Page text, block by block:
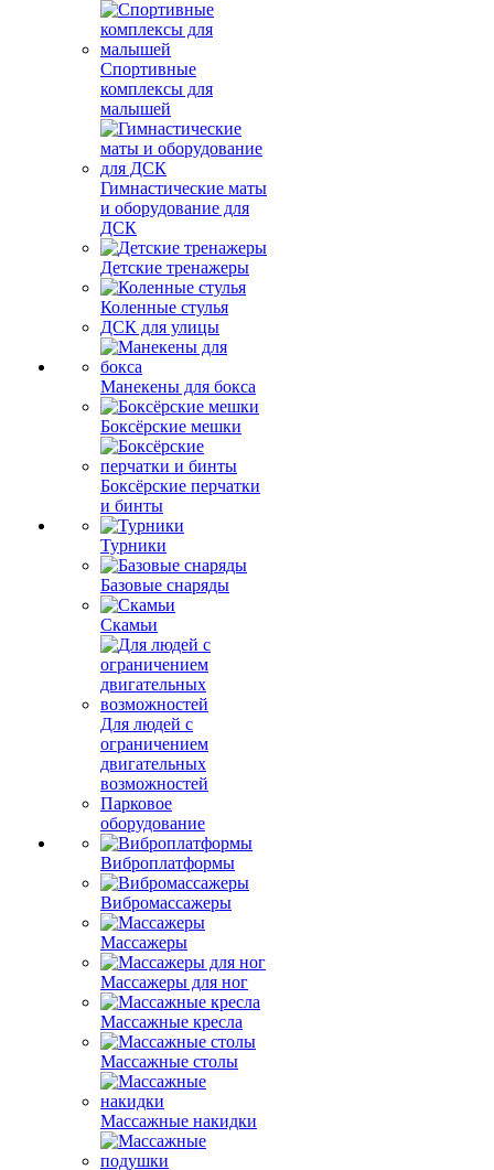
Спортивные
комплексы для
малышей
Гимнастические маты
и оборудование для
ДСК
Детские тренажеры
Коленные стулья
ДСК для улицы
Манекены для бокса
Боксёрские мешки
Боксёрские перчатки
и бинты
Турники
Базовые снаряды
Скамьи
Для людей с
ограничением
двигательных
возможностей
Парковое
оборудование
Виброплатформы
Вибромассажеры
Массажеры
Массажеры для ног
Массажные кресла
Массажные столы
Массажные накидки